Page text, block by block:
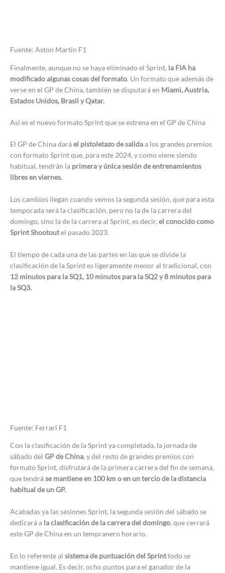
Fuente: Aston Martin F1
Finalmente, aunque no se haya eliminado el Sprint, la FIA ha
modificado algunas cosas del formato. Un formato que además de
verse en el GP de China, también se disputará en Miami, Austria,
Estados Unidos, Brasil y Qatar.
Así es el nuevo formato Sprint que se estrena en el GP de China
El GP de China daráel pistoletazo de salidaa los grandes premios
con formato Sprint que, para este 2024, y como viene siendo
habitual, tendrán la primera y única sesión de entrenamientos
libres en viernes.
Los cambios llegan cuando vemos la segunda sesión, que para esta
temporada será la clasificación, pero no la de la carrera del
domingo, sino la de la carrera al Sprint, es decir, el conocido como
Sprint Shootoutel pasado 2023.
El tiempo de cada una de las partes en las que se divide la
clasificación de la Sprint es ligeramente menor al tradicional, con
12 minutos para la SQ1, 10 minutos para la SQ2 y 8 minutos para
la SQ3.
Fuente: Ferrari F1
Con la clasificación de la Sprint ya completada, la jornada de
sábado del GP de China, y del resto de grandes premios con
formato Sprint, disfrutará de la primera carrera del fin de semana,
que tendráse mantiene en 100 km o en un tercio de la distancia
habitual de un GP.
Acabadas ya las sesiones Sprint, la segunda sesión del sábado se
dedicará a la clasificación de la carrera del domingo, que cerrará
este GP de China en un tempranero horario.
En lo referente al sistema de puntuación del Sprinttodo se
mantiene igual. Es decir, ocho puntos para el ganador de la